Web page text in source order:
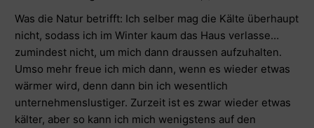
Was die Natur betrifft: Ich selber mag die Kälte überhaupt
nicht, sodass ich im Winter kaum das Haus verlasse…
zumindest nicht, um mich dann draussen aufzuhalten.
Umso mehr freue ich mich dann, wenn es wieder etwas
wärmer wird, denn dann bin ich wesentlich
unternehmenslustiger. Zurzeit ist es zwar wieder etwas
kälter, aber so kann ich mich wenigstens auf den